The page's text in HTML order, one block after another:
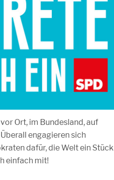
Ort, im Bundesland, auf
engagieren sich
dafür, die Welt ein Stück
einfach mit!